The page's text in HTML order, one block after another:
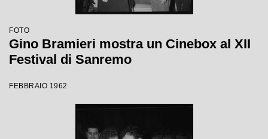
FOTO
Gino Bramieri mostra un Cinebox al XII
Festival di Sanremo
FEBBRAIO 1962